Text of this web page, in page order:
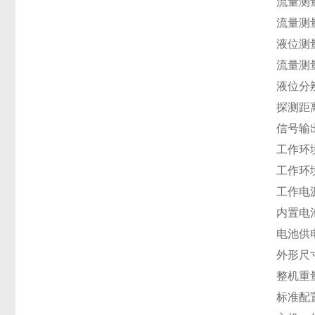
流量测
液位测
流量测
液位分
探测距
信号
工作
工作
工作
内置电
电池供
外形尺
整机
标准